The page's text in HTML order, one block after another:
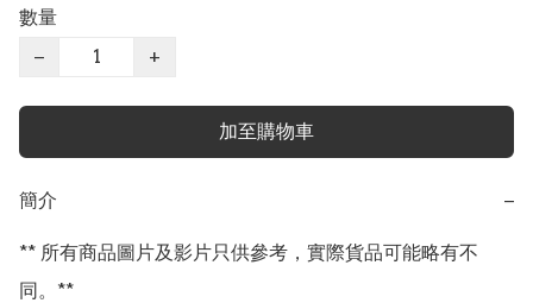
數量
−
+
加至購物車
簡介 −
** 所有商品圖片及影片只供參考，實際貨品可能略有不
同。**